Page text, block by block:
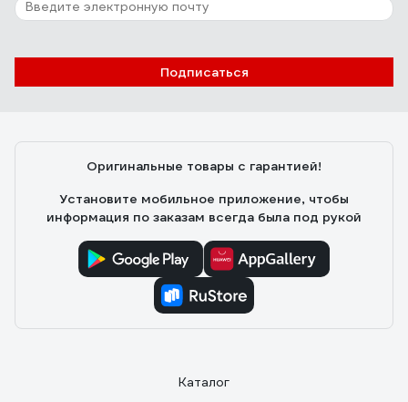
Подписаться
Оригинальные товары с гарантией!
Установите мобильное приложение, чтобы
информация по заказам всегда была под рукой
Каталог